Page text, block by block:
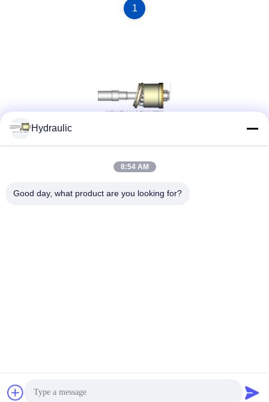
1
চীন ভাল মানের জলবাহী পাম্প যন্ত্রাংশ সরবরাহকারী. কপিরাইট © 2019-2026 HongLi
Hydraulic Pump Co.,LtD . সমস্ত অধিকার সংরক্ষিত.
Hydraulic
8:54 AM
Good day, what product are you looking for?